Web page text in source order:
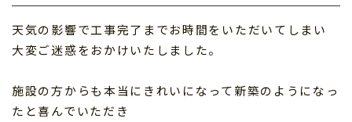
天気の影響で工事完了までお時間をいただいてしまい
大変ご迷惑をおかけいたしました。
施設の方からも本当にきれいになって新築のようになっ
たと喜んでいただき